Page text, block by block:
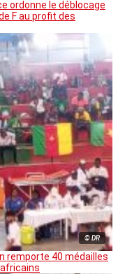
ordonne le déblocage
F au profit des
© DR
remporte 40 médailles